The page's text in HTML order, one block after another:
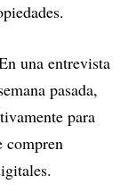
una entrevista
pasada,
para
compren